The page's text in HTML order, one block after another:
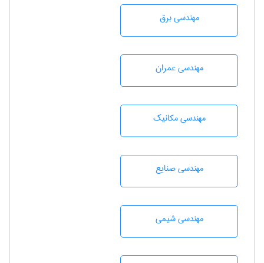
مهندسی برق
مهندسی عمران
مهندسی مکانیک
مهندسی صنايع
مهندسي شيمی